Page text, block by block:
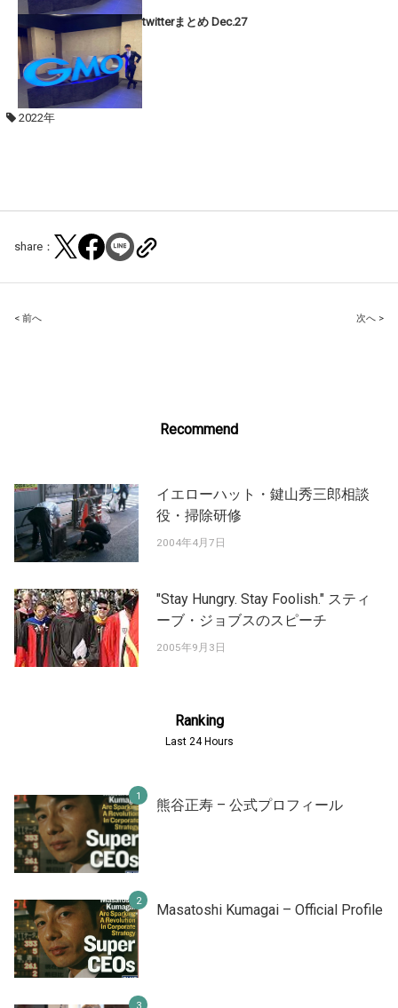
twitterまとめ Dec.27
2022年
share：
Post
< 前へ 次へ >
Recommend
イエローハット・鍵山秀三郎相談
役・掃除研修
2004年4月7日
"Stay Hungry. Stay Foolish." スティ
ーブ・ジョブスのスピーチ
2005年9月3日
Ranking
Last 24 Hours
熊谷正寿 – 公式プロフィール
Masatoshi Kumagai – Official Profile